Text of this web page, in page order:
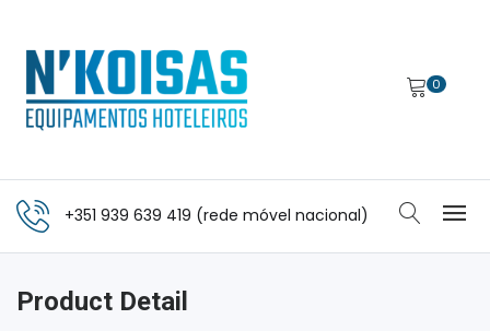
0
+351 939 639 419 (rede móvel nacional)
Product Detail